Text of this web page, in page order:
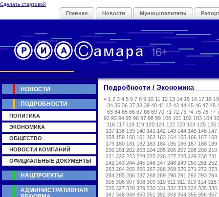
Сделать стартовой
Главная Новости Муниципалитеты
Подробности / Экономика
« 1 2 3 4 5 6 7 8 9 10 11 12 13 14 15 16 17 18 19
34 35 36 37 38 39 40 41 42 43 44 45 46 47 48
63 64 65 66 67 68 69 70 71 72 73 74 75 76 77
92 93 94 95 96 97 98 99 100 101 102 103 104
116 117 118 119 120 121 122 123 124 125 126
137 138 139 140 141 142 143 144 145 146 147
158 159 160 161 162 163 164 165 166 167 168
179 180 181 182 183 184 185 186 187 188 189
200 201 202 203 204 205 206 207 208 209 210
221 222 223 224 225 226 227 228 229 230 231
242 243 244 245 246 247 248 249 250 251 252
263 264 265 266 267 268 269 270 271 272 273
284 285 286 287 288 289 290 291 292 293 294
305 306 307 308 309 310 311 312 313 314 315
326 327 328 329 330 331 332 333 334 335 336
347 348 349 350 351 352 353 354 355 356 357
НОВОСТИ
ПОДРОБНОСТИ
ПОЛИТИКА
ЭКОНОМИКА
ОБЩЕСТВО
НОВОСТИ КОМПАНИЙ
ОФИЦИАЛЬНЫЕ ДОКУМЕНТЫ
НАЦПРОЕКТЫ
АДМИНИСТРАТИВНАЯ